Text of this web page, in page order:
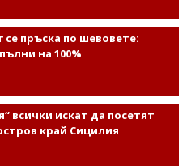
се пръска по шевовете:
на 100%
всички искат да посетят
край Сицилия